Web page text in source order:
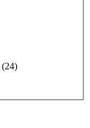
(24)